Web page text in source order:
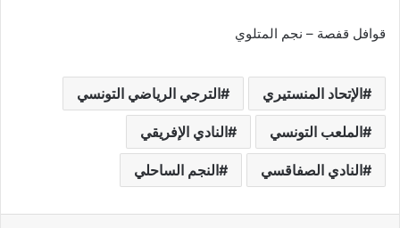
قوافل قفصة – نجم المتلوي
الإتحاد المنستيري الترجي الرياضي التونسي
الملعب التونسي النادي الإفريقي
النادي الصفاقسي النجم الساحلي